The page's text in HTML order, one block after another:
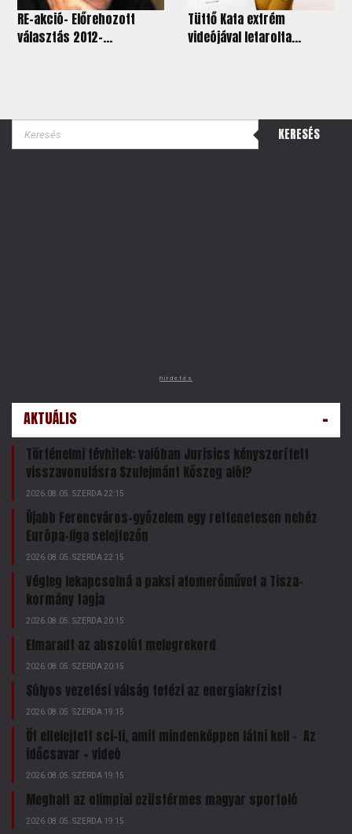
RE-akció- Előrehozott
választás 2012-...
Tüttő Kata extrém
videójával letarolta...
KERESÉS
hirdetés
AKTUÁLIS -
Történelmi tévhitek: valóban Jurisics kényszerített
visszavonulásra Szulejmánt Kőszeg alól?
2026.08.05. SZERDA 22:15
Újabb Ferencváros-győzelem egy rettenetesen nehéz
Európa-liga selejtezőn
2026.08.05. SZERDA 22:15
Végleg lekapcsolná a paksi atomerőművet a Tisza-
kormány tagja
2026.08.05. SZERDA 20:15
Elmaradt az abszolút melegrekord
2026.08.05. SZERDA 20:15
Súlyos vezetési válság tetézi az energiakrízist
2026.08.05. SZERDA 19:15
Öt elfelejtett sci-fi, amit mindenképpen látni kell – Az
időcsavar + videó
2026.08.05. SZERDA 19:15
Meghalt az olimpiai ezüstérmes magyar sportoló
2026.08.05. SZERDA 19:15